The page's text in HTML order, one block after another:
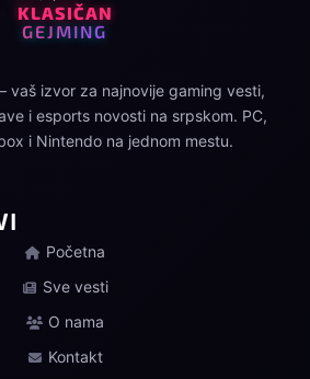
KLASIČAN
GEJMING
vaš izvor za najnovije gaming vesti,
i esports novosti na srpskom. PC,
i Nintendo na jednom mestu.
Početna
Sve vesti
O nama
Kontakt